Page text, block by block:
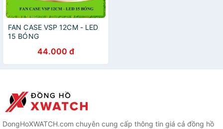
FAN CASE VSP 12CM - LED
15 BÓNG
44.000 đ
DongHoXWATCH.com chuyên cung cấp thông tin giá cả đồng hồ